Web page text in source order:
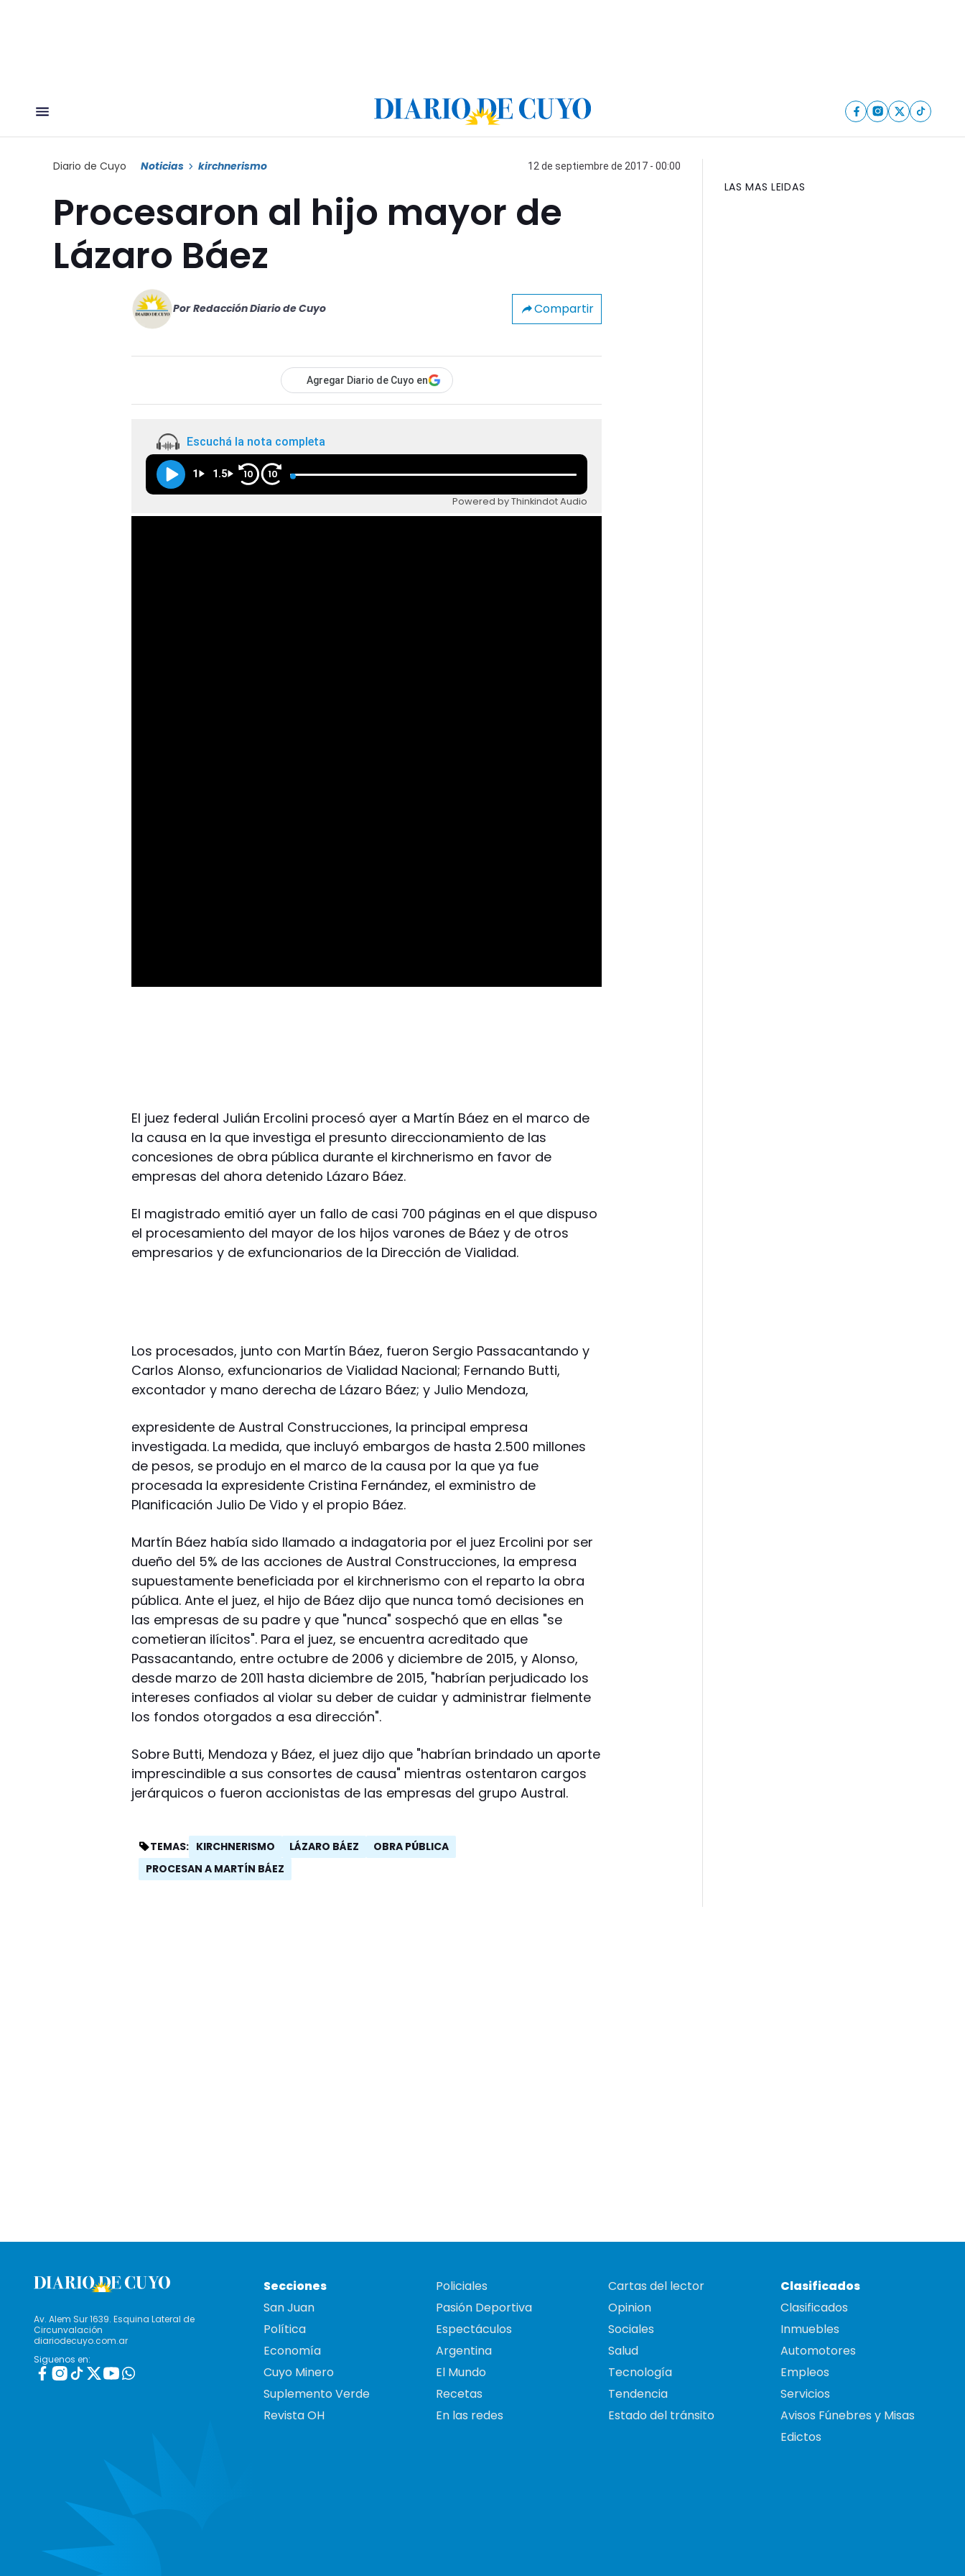
Diario de Cuyo Noticias kirchnerismo 12 de septiembre de 2017 - 00:00
Procesaron al hijo mayor de
Lázaro Báez
Por Redacción Diario de Cuyo Compartir
Agregar Diario de Cuyo en
Escuchá la nota completa
1 1.5 10 10
Powered by Thinkindot Audio
El juez federal Julián Ercolini procesó ayer a Martín Báez en el marco de
la causa en la que investiga el presunto direccionamiento de las
concesiones de obra pública durante el kirchnerismo en favor de
empresas del ahora detenido Lázaro Báez.
El magistrado emitió ayer un fallo de casi 700 páginas en el que dispuso
el procesamiento del mayor de los hijos varones de Báez y de otros
empresarios y de exfuncionarios de la Dirección de Vialidad.
Los procesados, junto con Martín Báez, fueron Sergio Passacantando y
Carlos Alonso, exfuncionarios de Vialidad Nacional; Fernando Butti,
excontador y mano derecha de Lázaro Báez; y Julio Mendoza,
expresidente de Austral Construcciones, la principal empresa
investigada. La medida, que incluyó embargos de hasta 2.500 millones
de pesos, se produjo en el marco de la causa por la que ya fue
procesada la expresidente Cristina Fernández, el exministro de
Planificación Julio De Vido y el propio Báez.
Martín Báez había sido llamado a indagatoria por el juez Ercolini por ser
dueño del 5% de las acciones de Austral Construcciones, la empresa
supuestamente beneficiada por el kirchnerismo con el reparto la obra
pública. Ante el juez, el hijo de Báez dijo que nunca tomó decisiones en
las empresas de su padre y que "nunca" sospechó que en ellas "se
cometieran ilícitos". Para el juez, se encuentra acreditado que
Passacantando, entre octubre de 2006 y diciembre de 2015, y Alonso,
desde marzo de 2011 hasta diciembre de 2015, "habrían perjudicado los
intereses confiados al violar su deber de cuidar y administrar fielmente
los fondos otorgados a esa dirección".
Sobre Butti, Mendoza y Báez, el juez dijo que "habrían brindado un aporte
imprescindible a sus consortes de causa" mientras ostentaron cargos
jerárquicos o fueron accionistas de las empresas del grupo Austral.
TEMAS: KIRCHNERISMO LÁZARO BÁEZ
OBRA PÚBLICA
PROCESAN A MARTÍN BÁEZ
LAS MAS LEIDAS
Av. Alem Sur 1639. Esquina Lateral de
Circunvalación
diariodecuyo.com.ar
Siguenos en:
Secciones
San Juan
Política
Economía
Cuyo Minero
Suplemento Verde
Revista OH
Policiales
Pasión Deportiva
Espectáculos
Argentina
El Mundo
Recetas
En las redes
Cartas del lector
Opinion
Sociales
Salud
Tecnología
Tendencia
Estado del tránsito
Clasificados
Clasificados
Inmuebles
Automotores
Empleos
Servicios
Avisos Fúnebres y Misas
Edictos